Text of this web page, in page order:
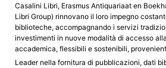
Casalini Libri, Erasmus Antiquariaat en
Libri Group) rinnovano il loro impegno
biblioteche, accompagnando i servizi
investimenti in nuove modalità di accesso
accademica, flessibili e sostenibili,
Leader nella fornitura di pubblicazioni, dati